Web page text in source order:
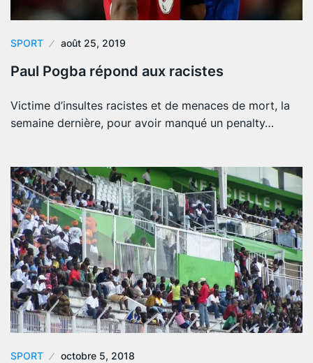
SPORT août 25, 2019
Paul Pogba répond aux racistes
Victime d’insultes racistes et de menaces de mort, la
semaine dernière, pour avoir manqué un penalty…
SPORT octobre 5, 2018